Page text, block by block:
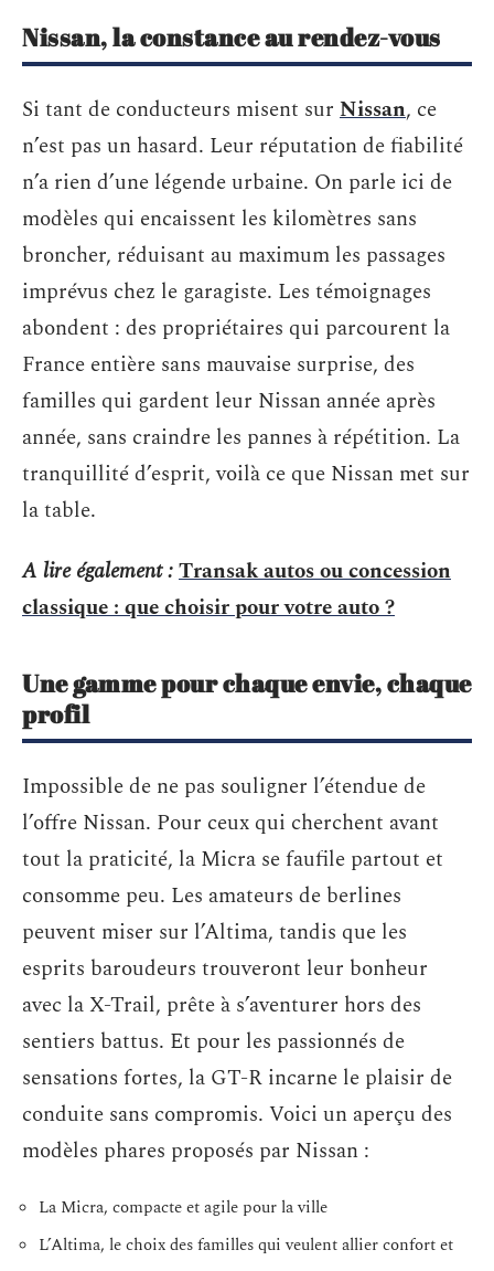
Nissan, la constance au rendez-vous
Si tant de conducteurs misent sur Nissan, ce
n’est pas un hasard. Leur réputation de fiabilité
n’a rien d’une légende urbaine. On parle ici de
modèles qui encaissent les kilomètres sans
broncher, réduisant au maximum les passages
imprévus chez le garagiste. Les témoignages
abondent : des propriétaires qui parcourent la
France entière sans mauvaise surprise, des
familles qui gardent leur Nissan année après
année, sans craindre les pannes à répétition. La
tranquillité d’esprit, voilà ce que Nissan met sur
la table.
A lire également :Transak autos ou concession
classique : que choisir pour votre auto ?
Une gamme pour chaque envie, chaque
profil
Impossible de ne pas souligner l’étendue de
l’offre Nissan. Pour ceux qui cherchent avant
tout la praticité, la Micra se faufile partout et
consomme peu. Les amateurs de berlines
peuvent miser sur l’Altima, tandis que les
esprits baroudeurs trouveront leur bonheur
avec la X-Trail, prête à s’aventurer hors des
sentiers battus. Et pour les passionnés de
sensations fortes, la GT-R incarne le plaisir de
conduite sans compromis. Voici un aperçu des
modèles phares proposés par Nissan :
La Micra, compacte et agile pour la ville
L’Altima, le choix des familles qui veulent allier confort et